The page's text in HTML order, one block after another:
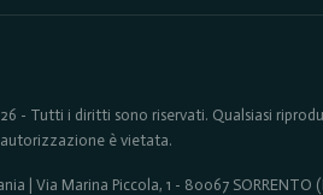
- Tutti i diritti sono riservati. Qualsiasi
è vietata.
| Via Marina Piccola, 1 - 80067 SORRENTO